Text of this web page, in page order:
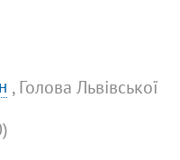
, Голова Львівської